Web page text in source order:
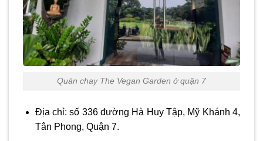
Quán chay The Vegan Garden ở quận 7
Địa chỉ: số 336 đường Hà Huy Tập, Mỹ Khánh 4,
Tân Phong, Quận 7.